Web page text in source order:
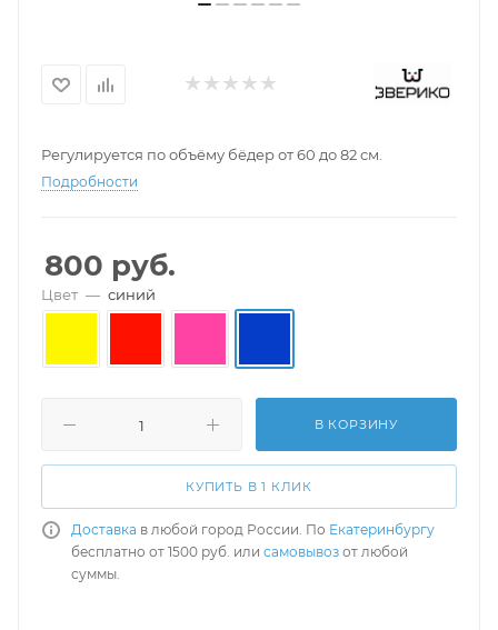
Регулируется по объёму бёдер от 60 до 82 см.
Подробности
800 руб.
Цвет — синий
В КОРЗИНУ
КУПИТЬ В 1 КЛИК
Доставка в любой город России. По Екатеринбургу
бесплатно от 1500 руб. или самовывоз от любой
суммы.